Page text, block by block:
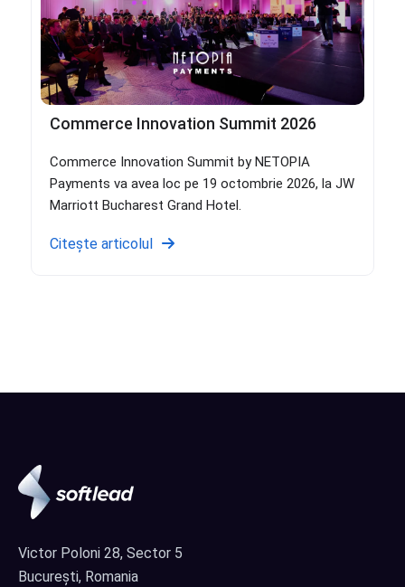
Commerce Innovation Summit 2026
Commerce Innovation Summit by NETOPIA
Payments va avea loc pe 19 octombrie 2026, la JW
Marriott Bucharest Grand Hotel.
Citește articolul
Victor Poloni 28, Sector 5
București, Romania